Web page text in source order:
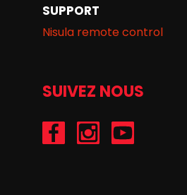
SUPPORT
Nisula remote control
SUIVEZ NOUS
/Nisulaforest@nisulaforest